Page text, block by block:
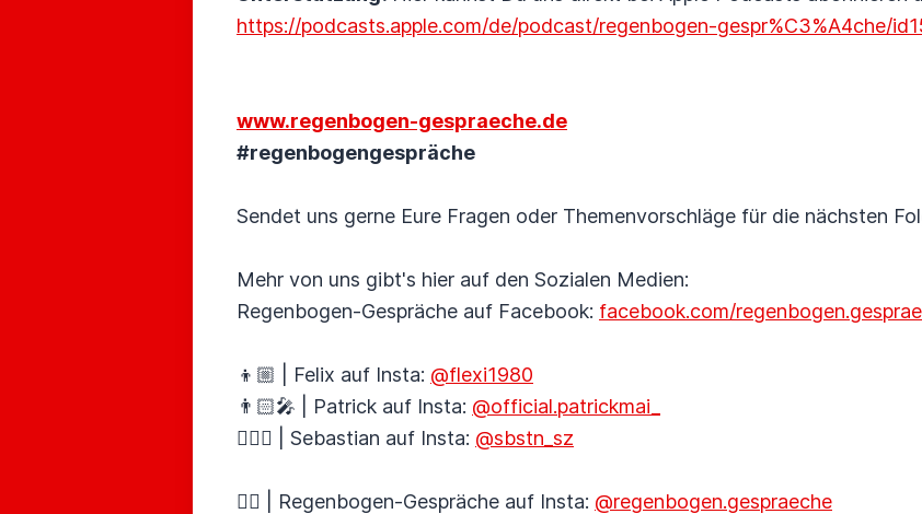
https://podcasts.apple.com/de/podcast/regenbogen-gespr%C3%A4che/
www.regenbogen-gespraeche.de
#regenbogengespräche
Sendet uns gerne Eure Fragen oder Themenvorschläge für die nächsten
Mehr von uns gibt's hier auf den Sozialen Medien:
Regenbogen-Gespräche auf Facebook: facebook.com/
👦🏼 | Felix auf Insta: @flexi1980
👨🏻‍🎤 | Patrick auf Insta: @official.patrickmai_
🚴🏼‍♂️ | Sebastian auf Insta: @sbstn_sz
🏳️‍🌈 | Regenbogen-Gespräche auf Insta: @regenbogen.gespraeche